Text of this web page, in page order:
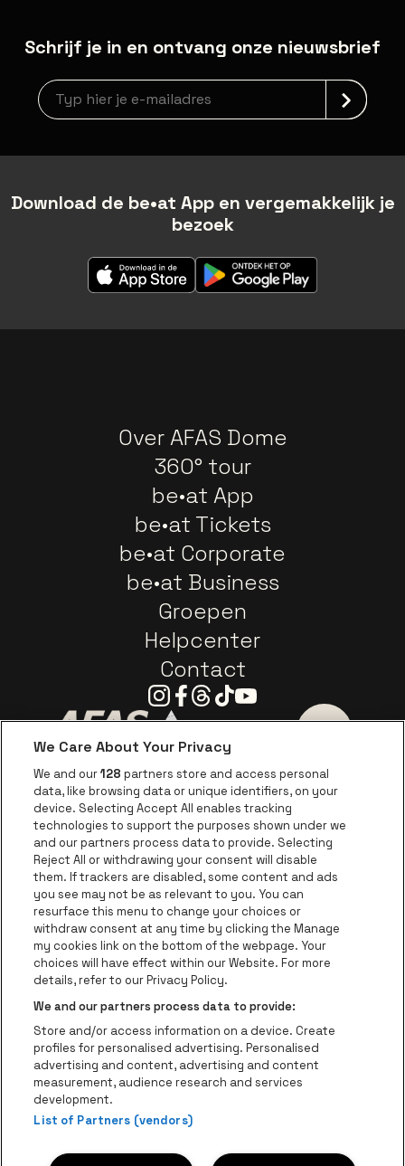
Schrijf je in en ontvang onze nieuwsbrief
Nieuwsbrief aanmelding
Download de be•at App en vergemakkelijk je
bezoek
Over AFAS Dome
360° tour
be•at App
be•at Tickets
be•at Corporate
be•at Business
Groepen
Helpcenter
Contact
Instagram
Facebook
Threads
TiktokYoutube
Ga naar
Ga naar de website van Europcar
Ga naar de
Ga naar de website van Coca-Cola
Ga naar de website van
Ga naar de
Ga naar de website van Champagne
Ga naar de website
Ga naar de website van Het
Ga naar de
AFAS Dome is een deel van be•at
AFAS Dome
Schijnpoortweg 119, 2170 Antwerpen
Be-At Venues
Schijnpoortweg 119, 2170 Antwerpen
BTW (BE) 0461.051.688 - RPR Antwerpen
BNP Paribas Fortis - IBAN: BE93 2200 4925 0067 - BIC:
GEBABEBB
We Care About Your Privacy
We and our128 partners store and access personal
data, like browsing data or unique identifiers, on your
device. Selecting Accept All enables tracking
technologies to support the purposes shown under we
and our partners process data to provide. Selecting
Reject All or withdrawing your consent will disable
them. If trackers are disabled, some content and ads
you see may not be as relevant to you. You can
resurface this menu to change your choices or
withdraw consent at any time by clicking the Manage
my cookies link on the bottom of the webpage. Your
choices will have effect within our Website. For more
details, refer to our Privacy Policy.
We and our partners process data to provide:
Store and/or access information on a device. Create
profiles for personalised advertising. Personalised
advertising and content, advertising and content
measurement, audience research and services
development.
List of Partners (vendors)